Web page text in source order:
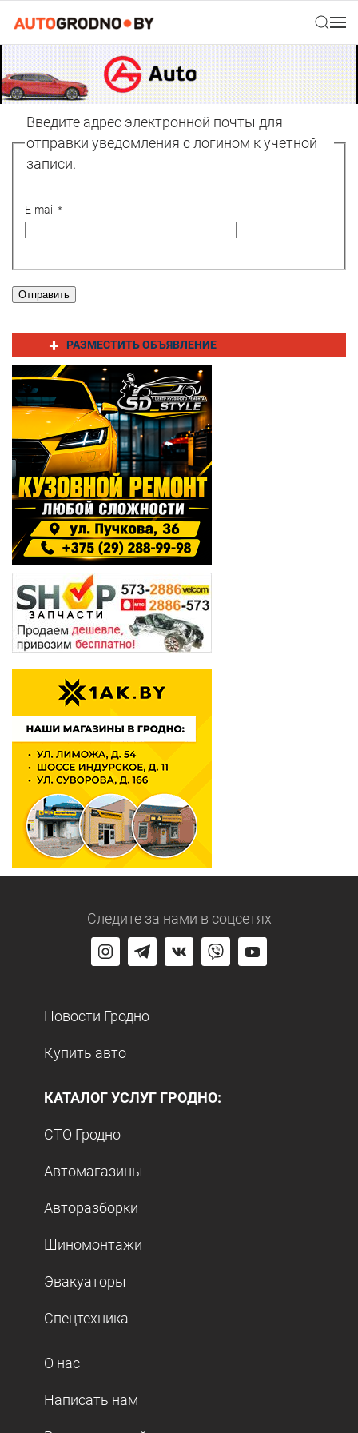
Введите адрес электронной почты для
отправки уведомления с логином к учетной
записи.
E-mail *
Отправить
РАЗМЕСТИТЬ ОБЪЯВЛЕНИЕ
Следите за нами в соцсетях
Новости Гродно
Купить авто
КАТАЛОГ УСЛУГ ГРОДНО:
СТО Гродно
Автомагазины
Авторазборки
Шиномонтажи
Эвакуаторы
Спецтехника
О нас
Написать нам